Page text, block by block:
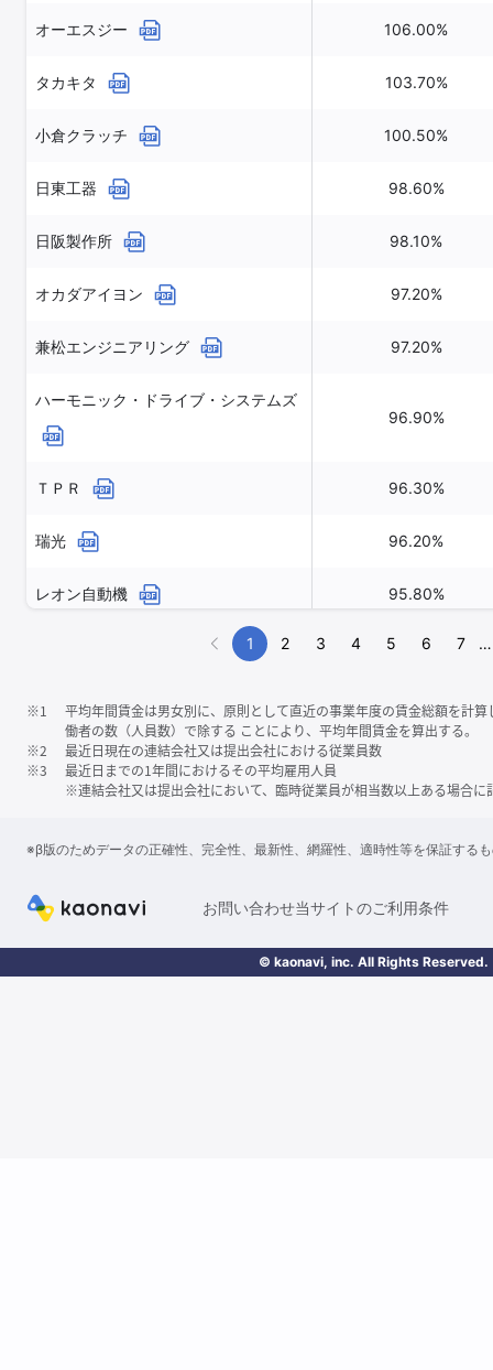
オーエスジー 106.00%
タカキタ 103.70%
小倉クラッチ 100.50%
日東工器 98.60%
日阪製作所 98.10%
オカダアイヨン 97.20%
兼松エンジニアリング 97.20%
ハーモニック・ドライブ・システムズ
96.90%
ＴＰＲ 96.30%
瑞光 96.20%
レオン自動機 95.80%
1 2 3 4 5 6 7 …
※1
平均年間賃金は男女別に、原則として直近の事業年度の賃金総額を計
働者の数（人員数）で除する ことにより、平均年間賃金を算出する。
※2
最近日現在の連結会社又は提出会社における従業員数
※3
最近日までの1年間におけるその平均雇用人員
※連結会社又は提出会社において、臨時従業員が相当数以上ある場合に
※β版のためデータの正確性、完全性、最新性、網羅性、適時性等を保証する
お問い合わせ当サイトのご利用条件
© kaonavi, inc. All Rights Reserved.